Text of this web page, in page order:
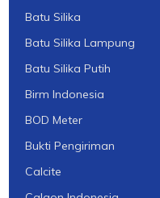
Batu Silika
Batu Silika Lampung
Batu Silika Putih
Birm Indonesia
BOD Meter
Bukti Pengiriman
Calcite